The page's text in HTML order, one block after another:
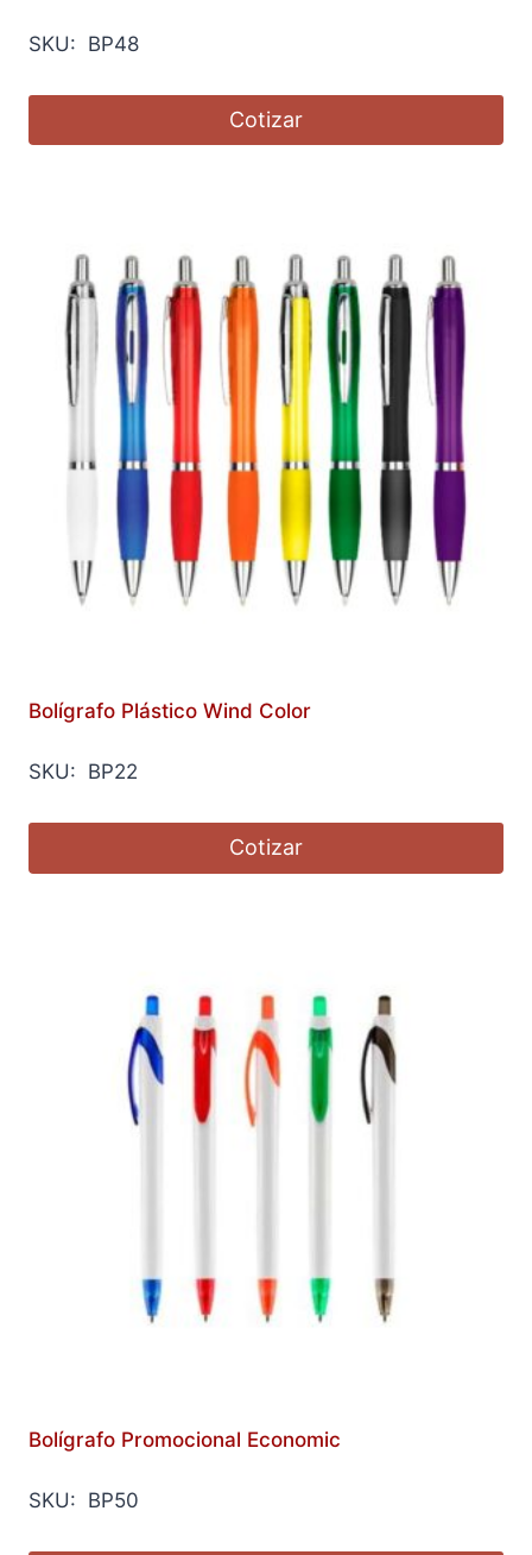
SKU: BP48
Cotizar
Bolígrafo Plástico Wind Color
SKU: BP22
Cotizar
Bolígrafo Promocional Economic
SKU: BP50